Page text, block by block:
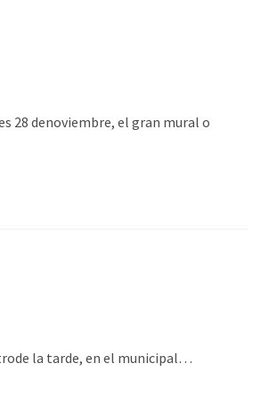
28 denoviembre, el gran mural o
la tarde, en el municipal…